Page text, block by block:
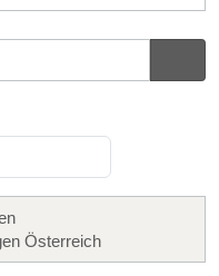
Österreich